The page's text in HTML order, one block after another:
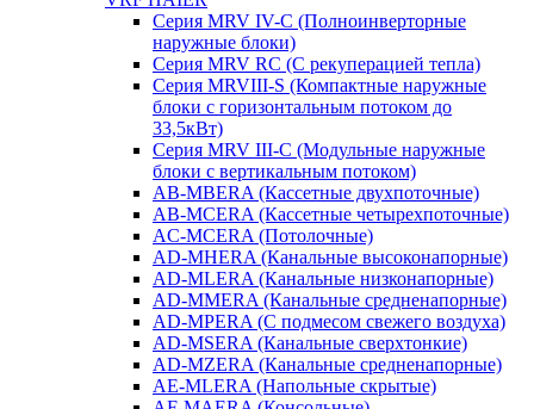
Серия MRV IV-C (Полноинверторные
наружные блоки)
Серия MRV RC (С рекуперацией тепла)
Серия MRVIII-S (Компактные наружные
блоки с горизонтальным потоком до
33,5кВт)
Серия MRV III-C (Модульные наружные
блоки с вертикальным потоком)
AB-MBERA (Кассетные двухпоточные)
AB-MCERA (Кассетные четырехпоточные)
AС-MСERA (Потолочные)
AD-MHERA (Канальные высоконапорные)
AD-MLERA (Канальные низконапорные)
AD-MMERA (Канальные средненапорные)
AD-MPERA (С подмесом свежего воздуха)
AD-MSERA (Канальные сверхтонкие)
AD-MZERA (Канальные средненапорные)
AE-MLERA (Напольные скрытые)